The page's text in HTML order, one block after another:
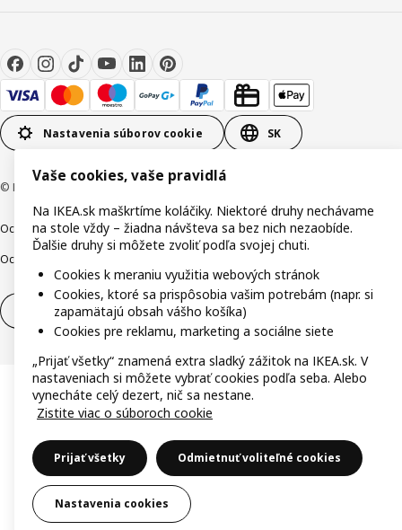
Nastavenia súborov cookie SK
© Inter IKEA Systems B.V. 1999-2026
Ochrana osobných údajovCookiesZodpovedné odhalenie
Ochrana Oznamovateľov
Odstúpenie od zmluvy Odstúpenie od zmluvy (služby)
Vaše cookies, vaše pravidlá
Na IKEA.sk maškrtíme koláčiky. Niektoré druhy nechávame
na stole vždy – žiadna návšteva sa bez nich nezaobíde.
Ďalšie druhy si môžete zvoliť podľa svojej chuti.
Cookies k meraniu využitia webových stránok
Cookies, ktoré sa prispôsobia vašim potrebám (napr. si
zapamätajú obsah vášho košíka)
Cookies pre reklamu, marketing a sociálne siete
„Prijať všetky“ znamená extra sladký zážitok na IKEA.sk. V
nastaveniach si môžete vybrať cookies podľa seba. Alebo
vynecháte celý dezert, nič sa nestane.
Zistite viac o súboroch cookie
Prijať všetky Odmietnuť voliteľné cookies
Nastavenia cookies